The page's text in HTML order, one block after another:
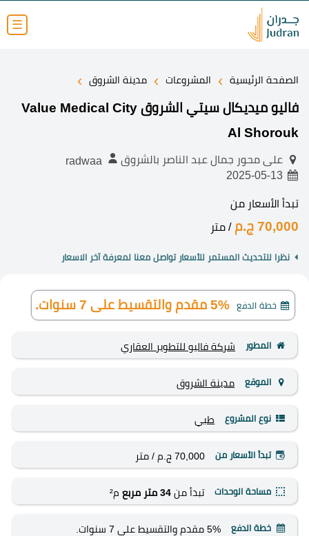
☰
الصفحة الرئيسية › المشروعات › مدينة الشروق ›
فاليو ميديكال سيتي الشروق Value Medical City
Al Shorouk
على محور جمال عبد الناصر بالشروق
2025-05-13
تبدأ الأسعار من
70,000 ج.م / متر
نظرا للتحديث المستمر للأسعار تواصل معنا لمعرفة آخر الاسعار
خطة الدفع 5% مقدم والتقسيط على 7 سنوات.
المطور شركة فاليو للتطوير العقاري
الموقع مدينة الشروق
نوع المشروع طبي
تبدأ الأسعار من 70,000 ج.م / متر
مساحة الوحدات تبدأ من 34 متر مربع م²
خطة الدفع 5% مقدم والتقسيط على 7 سنوات.